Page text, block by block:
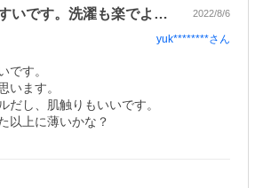
スリムで扱いやすいです。洗濯も楽でよい… 2022/8/6
yuk********さん
です。
います。
だし、肌触りもいいです。
以上に薄いかな？